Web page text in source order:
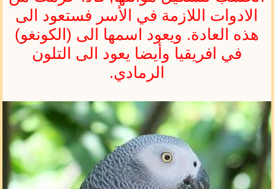
الادوات اللازمة في الأسر فستعود الى
هذه العادة. ويعود اسمها الى (الكونغو)
في افريقيا وأيضا يعود الى التلون
الرمادي.